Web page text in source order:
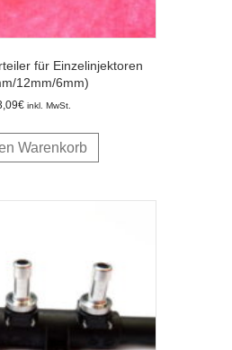
für Einzelinjektoren
12mm/6mm)
€ inkl. MwSt.
Warenkorb